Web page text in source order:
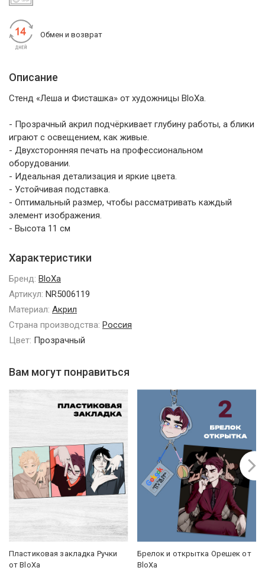
Обмен и возврат
Описание
Стенд «Леша и Фисташка» от художницы BloXa.
- Прозрачный акрил подчёркивает глубину работы, а блики
играют с освещением, как живые.
- Двухсторонняя печать на профессиональном
оборудовании.
- Идеальная детализация и яркие цвета.
- Устойчивая подставка.
- Оптимальный размер, чтобы рассматривать каждый
элемент изображения.
- Высота 11 см
Характеристики
Бренд: BloXa
Артикул: NR5006119
Материал: Акрил
Страна производства: Россия
Цвет: Прозрачный
Вам могут понравиться
Пластиковая закладка Ручки
от BloXa
Брелок и открытка Орешек от
BloXa